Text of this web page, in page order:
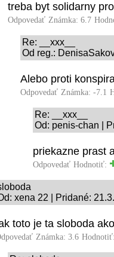
treba byt solidarny
Odpovedať Známka: 6.7
Re: __xxx__
Od reg.:
Alebo proti
Odpovedať Známka: -7.1
Re: __xxx__
Od: penis-chan |
priekazne prast
Odpovedať Hodnotiť:
xena 22 | Pridané:
toto je ta sloboda
Známka: 3.6